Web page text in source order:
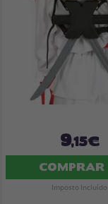
9,15€
COMPRAR
Imposto Incluído